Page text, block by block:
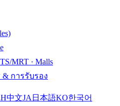
MRT · Malls
& การรับรอง
中文JA日本語KO한국어